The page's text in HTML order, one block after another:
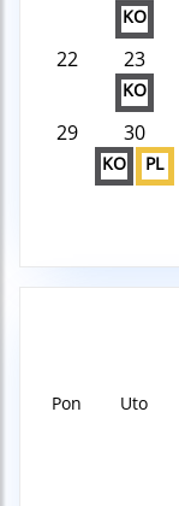
KO
22 23
KO
29 30
KO PL
Pon Uto